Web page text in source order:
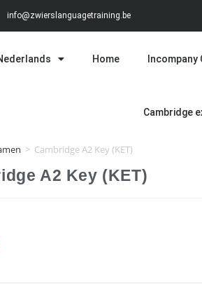
info@zwierslanguagetraining.be
Home Incompany
Cambridge
> Cambridge A2 Key (KET)
A2 Key (KET)